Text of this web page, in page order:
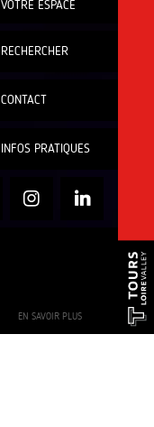
VOTRE ESPACE
RECHERCHER
CONTACT
INFOS PRATIQUES
EN SAVOIR PLUS